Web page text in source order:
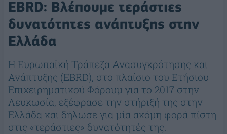
EBRD: Βλέπουμε τεράστιες
δυνατότητες ανάπτυξης στην
Ελλάδα
H Ευρωπαϊκή Τράπεζα Ανασυγκρότησης και
Ανάπτυξης (EBRD), στο πλαίσιο του Ετήσιου
Επιχειρηματικού Φόρουμ για το 2017 στην
Λευκωσία, εξέφρασε την στήριξή της στην
Ελλάδα και δήλωσε για μία ακόμη φορά πίστη
στις «τεράστιες» δυνατότητές της.